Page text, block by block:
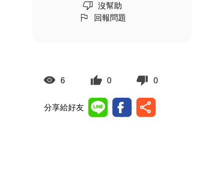
沒幫助
回報問題
6 0 0
分享給好友